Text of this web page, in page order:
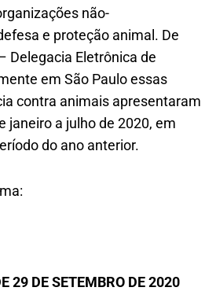
não-
e proteção animal. De
Delegacia Eletrônica de
em São Paulo essas
contra animais apresentaram
janeiro a julho de 2020, em
do ano anterior.
29 DE SETEMBRO DE 2020